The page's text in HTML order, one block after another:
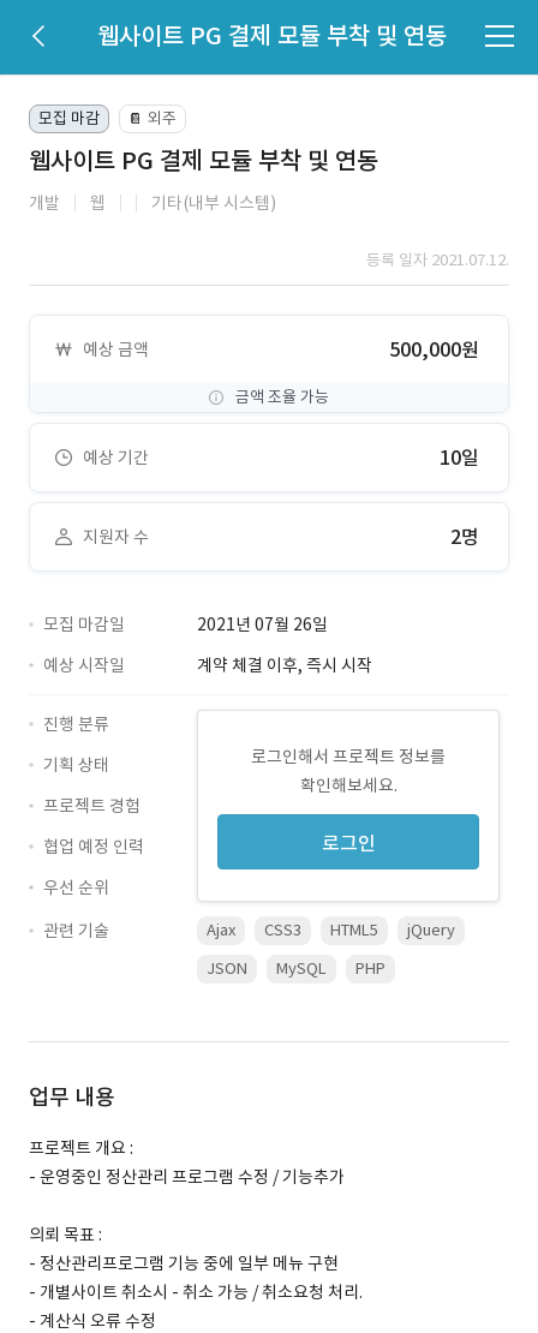
웹사이트 PG 결제 모듈 부착 및 연동
모집 마감 📔 외주
웹사이트 PG 결제 모듈 부착 및 연동
개발 웹 기타(내부 시스템)
등록 일자 2021.07.12.
예상 금액 500,000원
금액 조율 가능
예상 기간 10일
지원자 수 2명
모집 마감일
2021년 07월 26일
예상 시작일
계약 체결 이후, 즉시 시작
로그인해서 프로젝트 정보를
확인해보세요.
로그인
진행 분류
기획 상태
프로젝트 경험
협업 예정 인력
우선 순위
관련 기술
Ajax CSS3 HTML5
jQuery
JSON
MySQL PHP
업무 내용
프로젝트 개요 :
- 운영중인 정산관리 프로그램 수정 / 기능추가
의뢰 목표 :
- 정산관리프로그램 기능 중에 일부 메뉴 구현
- 개별사이트 취소시 - 취소 가능 / 취소요청 처리.
- 계산식 오류 수정